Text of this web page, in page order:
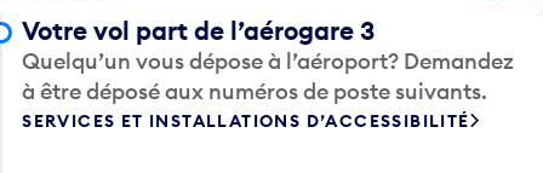
Votre vol part de l’aérogare 3
Quelqu’un vous dépose à l’aéroport? Demandez
à être déposé aux numéros de poste suivants.
SERVICES ET INSTALLATIONS D’ACCESSIBILITÉ